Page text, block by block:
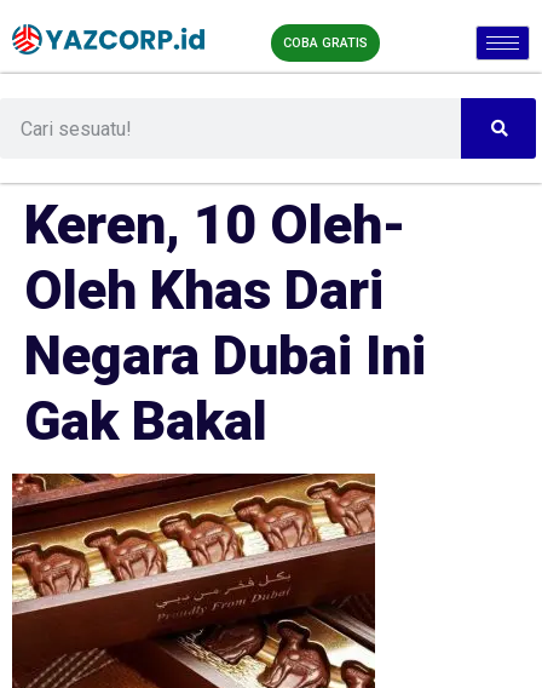
COBA GRATIS
Keren, 10 Oleh-
Oleh Khas Dari
Negara Dubai Ini
Gak Bakal